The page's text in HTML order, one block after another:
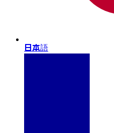
日本語